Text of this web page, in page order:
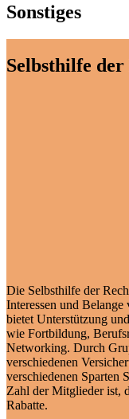
Sonstiges
Selbsthilfe der
Die Selbsthilfe der
Interessen und
bietet Unterstützung
wie Fortbildung,
Networking. Durch
verschiedenen
verschiedenen Sparten
Zahl der Mitglieder ist,
Rabatte.